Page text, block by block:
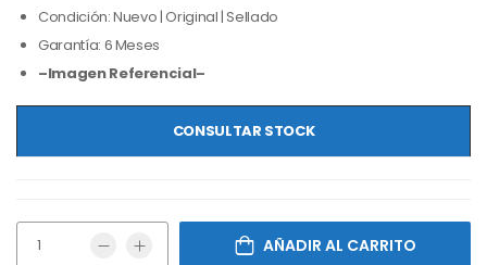
Condición: Nuevo | Original | Sellado
Garantía: 6 Meses
–Imagen Referencial–
CONSULTAR STOCK
AÑADIR AL CARRITO